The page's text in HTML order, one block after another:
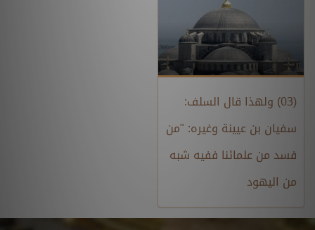
(03) ولهذا قال السلف:
سفيان بن عيينة وغيره: "من
فسد من علمائنا ففيه شبه
من اليهود